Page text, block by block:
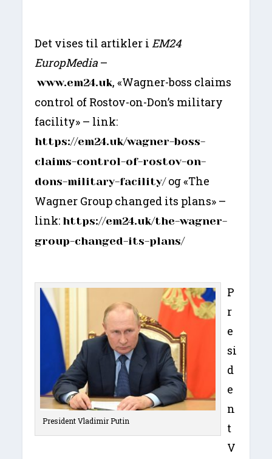
Det vises til artikler iEM24
EuropMedia –
www.em24.uk, «Wagner-boss claims
control of Rostov-on-Don’s military
facility» – link:
https://em24.uk/wagner-boss-
claims-control-of-rostov-on-
dons-military-facility/og «The
Wagner Group changed its plans» –
link: https://em24.uk/the-wagner-
group-changed-its-plans/
President Vladimir Putin
P
r
e
si
d
e
n
t
V